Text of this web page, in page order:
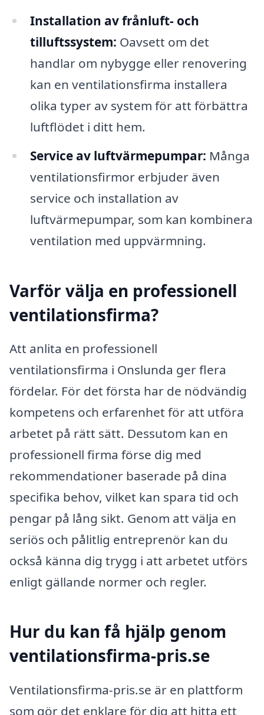
Installation av frånluft- och
tilluftssystem: Oavsett om det
handlar om nybygge eller renovering
kan en ventilationsfirma installera
olika typer av system för att förbättra
luftflödet i ditt hem.
Service av luftvärmepumpar: Många
ventilationsfirmor erbjuder även
service och installation av
luftvärmepumpar, som kan kombinera
ventilation med uppvärmning.
Varför välja en professionell
ventilationsfirma?
Att anlita en professionell
ventilationsfirma i Onslunda ger flera
fördelar. För det första har de nödvändig
kompetens och erfarenhet för att utföra
arbetet på rätt sätt. Dessutom kan en
professionell firma förse dig med
rekommendationer baserade på dina
specifika behov, vilket kan spara tid och
pengar på lång sikt. Genom att välja en
seriös och pålitlig entreprenör kan du
också känna dig trygg i att arbetet utförs
enligt gällande normer och regler.
Hur du kan få hjälp genom
ventilationsfirma-pris.se
Ventilationsfirma-pris.se är en plattform
som gör det enklare för dig att hitta ett